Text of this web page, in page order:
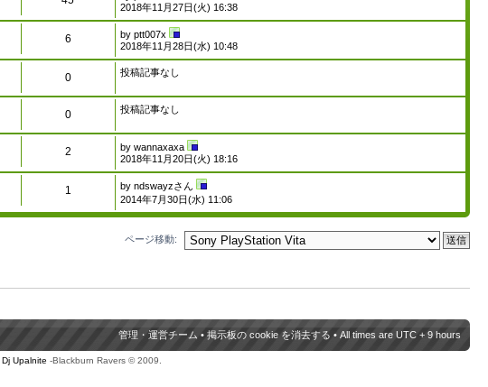
2018年11月27日(火) 16:38
6 byptt007x
2018年11月28日(水) 10:48
0 投稿記事なし
0 投稿記事なし
2 bywannaxaxa
2018年11月20日(火) 18:16
1 byndswayzさん
2014年7月30日(水) 11:06
ページ移動:
管理・運営チーム • 掲示板の cookie を消去する • All times are UTC + 9 hours
Dj Upalnite -Blackburn Ravers © 2009.